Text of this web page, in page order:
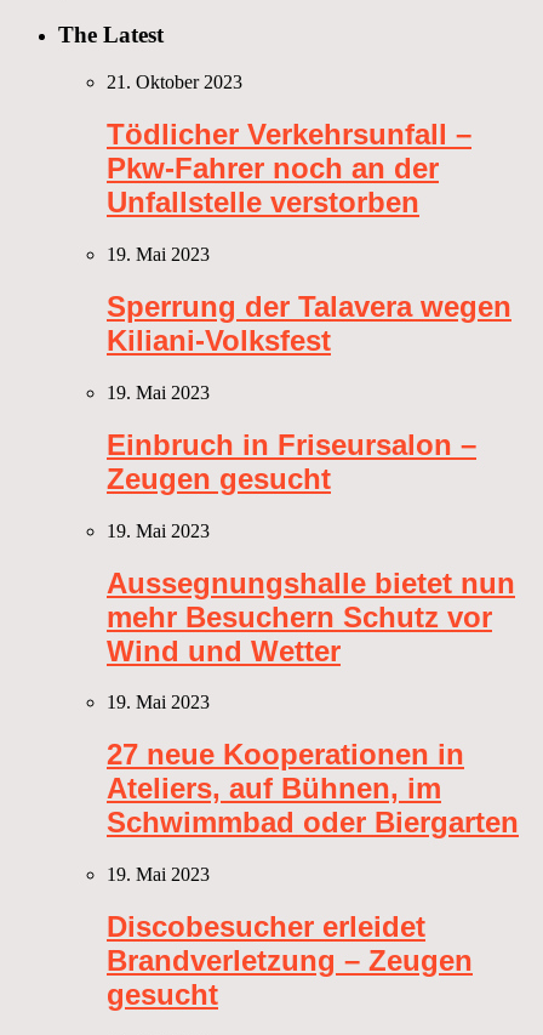
The Latest
21. Oktober 2023
Tödlicher Verkehrsunfall –
Pkw-Fahrer noch an der
Unfallstelle verstorben
19. Mai 2023
Sperrung der Talavera wegen
Kiliani-Volksfest
19. Mai 2023
Einbruch in Friseursalon –
Zeugen gesucht
19. Mai 2023
Aussegnungshalle bietet nun
mehr Besuchern Schutz vor
Wind und Wetter
19. Mai 2023
27 neue Kooperationen in
Ateliers, auf Bühnen, im
Schwimmbad oder Biergarten
19. Mai 2023
Discobesucher erleidet
Brandverletzung – Zeugen
gesucht